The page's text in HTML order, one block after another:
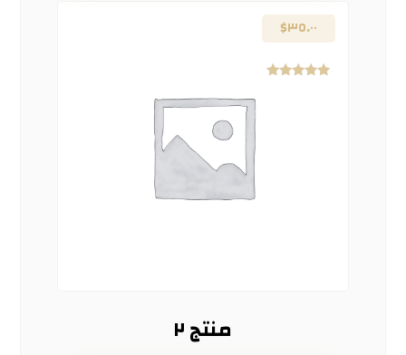
منتج ۲
$٣٥.٠٠